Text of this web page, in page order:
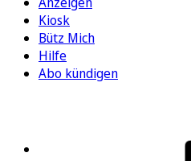
Kiosk
Bütz Mich
Hilfe
Abo kündigen